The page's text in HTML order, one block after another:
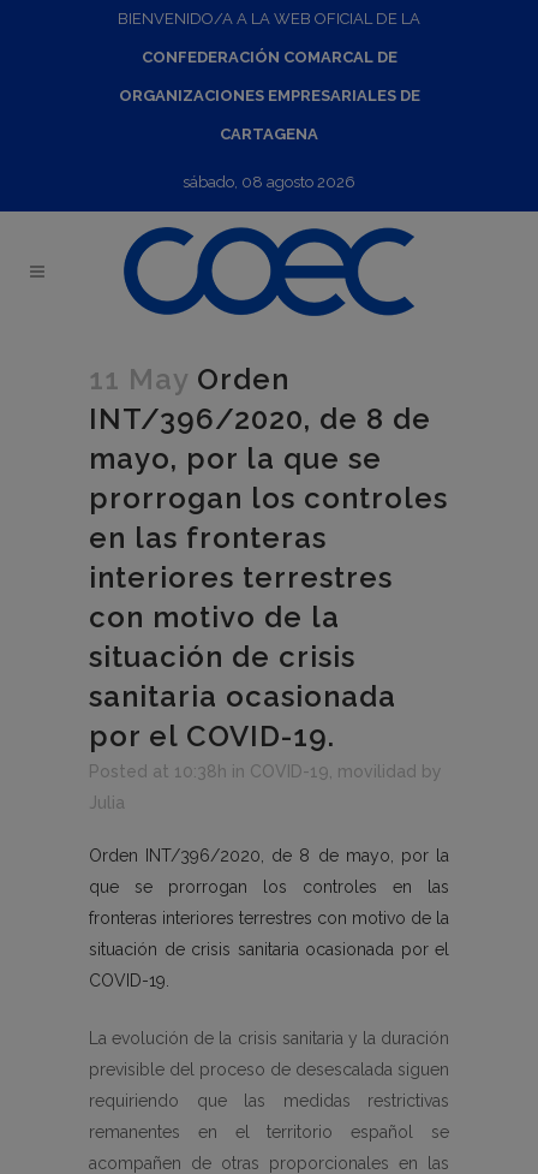
BIENVENIDO/A A LA WEB OFICIAL DE LA
CONFEDERACIÓN COMARCAL DE
ORGANIZACIONES EMPRESARIALES DE
CARTAGENA
sábado, 08 agosto 2026
11 May Orden
INT/396/2020, de 8 de
mayo, por la que se
prorrogan los controles
en las fronteras
interiores terrestres
con motivo de la
situación de crisis
sanitaria ocasionada
por el COVID-19.
Posted at 10:38h in COVID-19 movilidad
by
Julia
Orden INT/396/2020, de 8 de mayo, por la
que se prorrogan los controles en las
fronteras interiores terrestres con motivo de la
situación de crisis sanitaria ocasionada por el
COVID-19.
La evolución de la crisis sanitaria y la duración
previsible del proceso de desescalada siguen
requiriendo que las medidas restrictivas
remanentes en el territorio español se
acompañen de otras proporcionales en las